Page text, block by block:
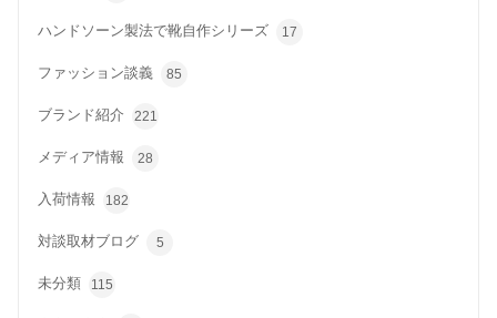
ハンドソーン製法で靴自作シリーズ 17
ファッション談義 85
ブランド紹介 221
メディア情報 28
入荷情報 182
対談取材ブログ 5
未分類 115